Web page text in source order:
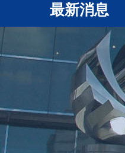
最新消息